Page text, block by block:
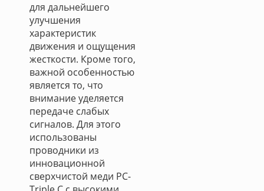
для дальнейшего
улучшения
характеристик
движения и ощущения
жесткости. Кроме того,
важной особенностью
является то, что
внимание уделяется
передаче слабых
сигналов. Для этого
использованы
проводники из
инновационной
сверхчистой меди PC-